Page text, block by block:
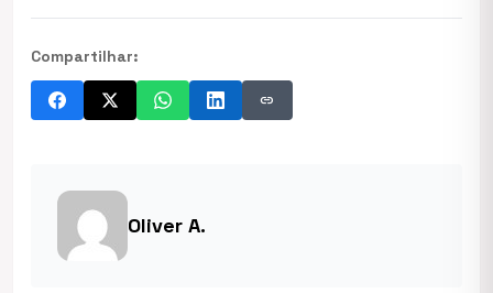
Compartilhar:
link
Oliver A.